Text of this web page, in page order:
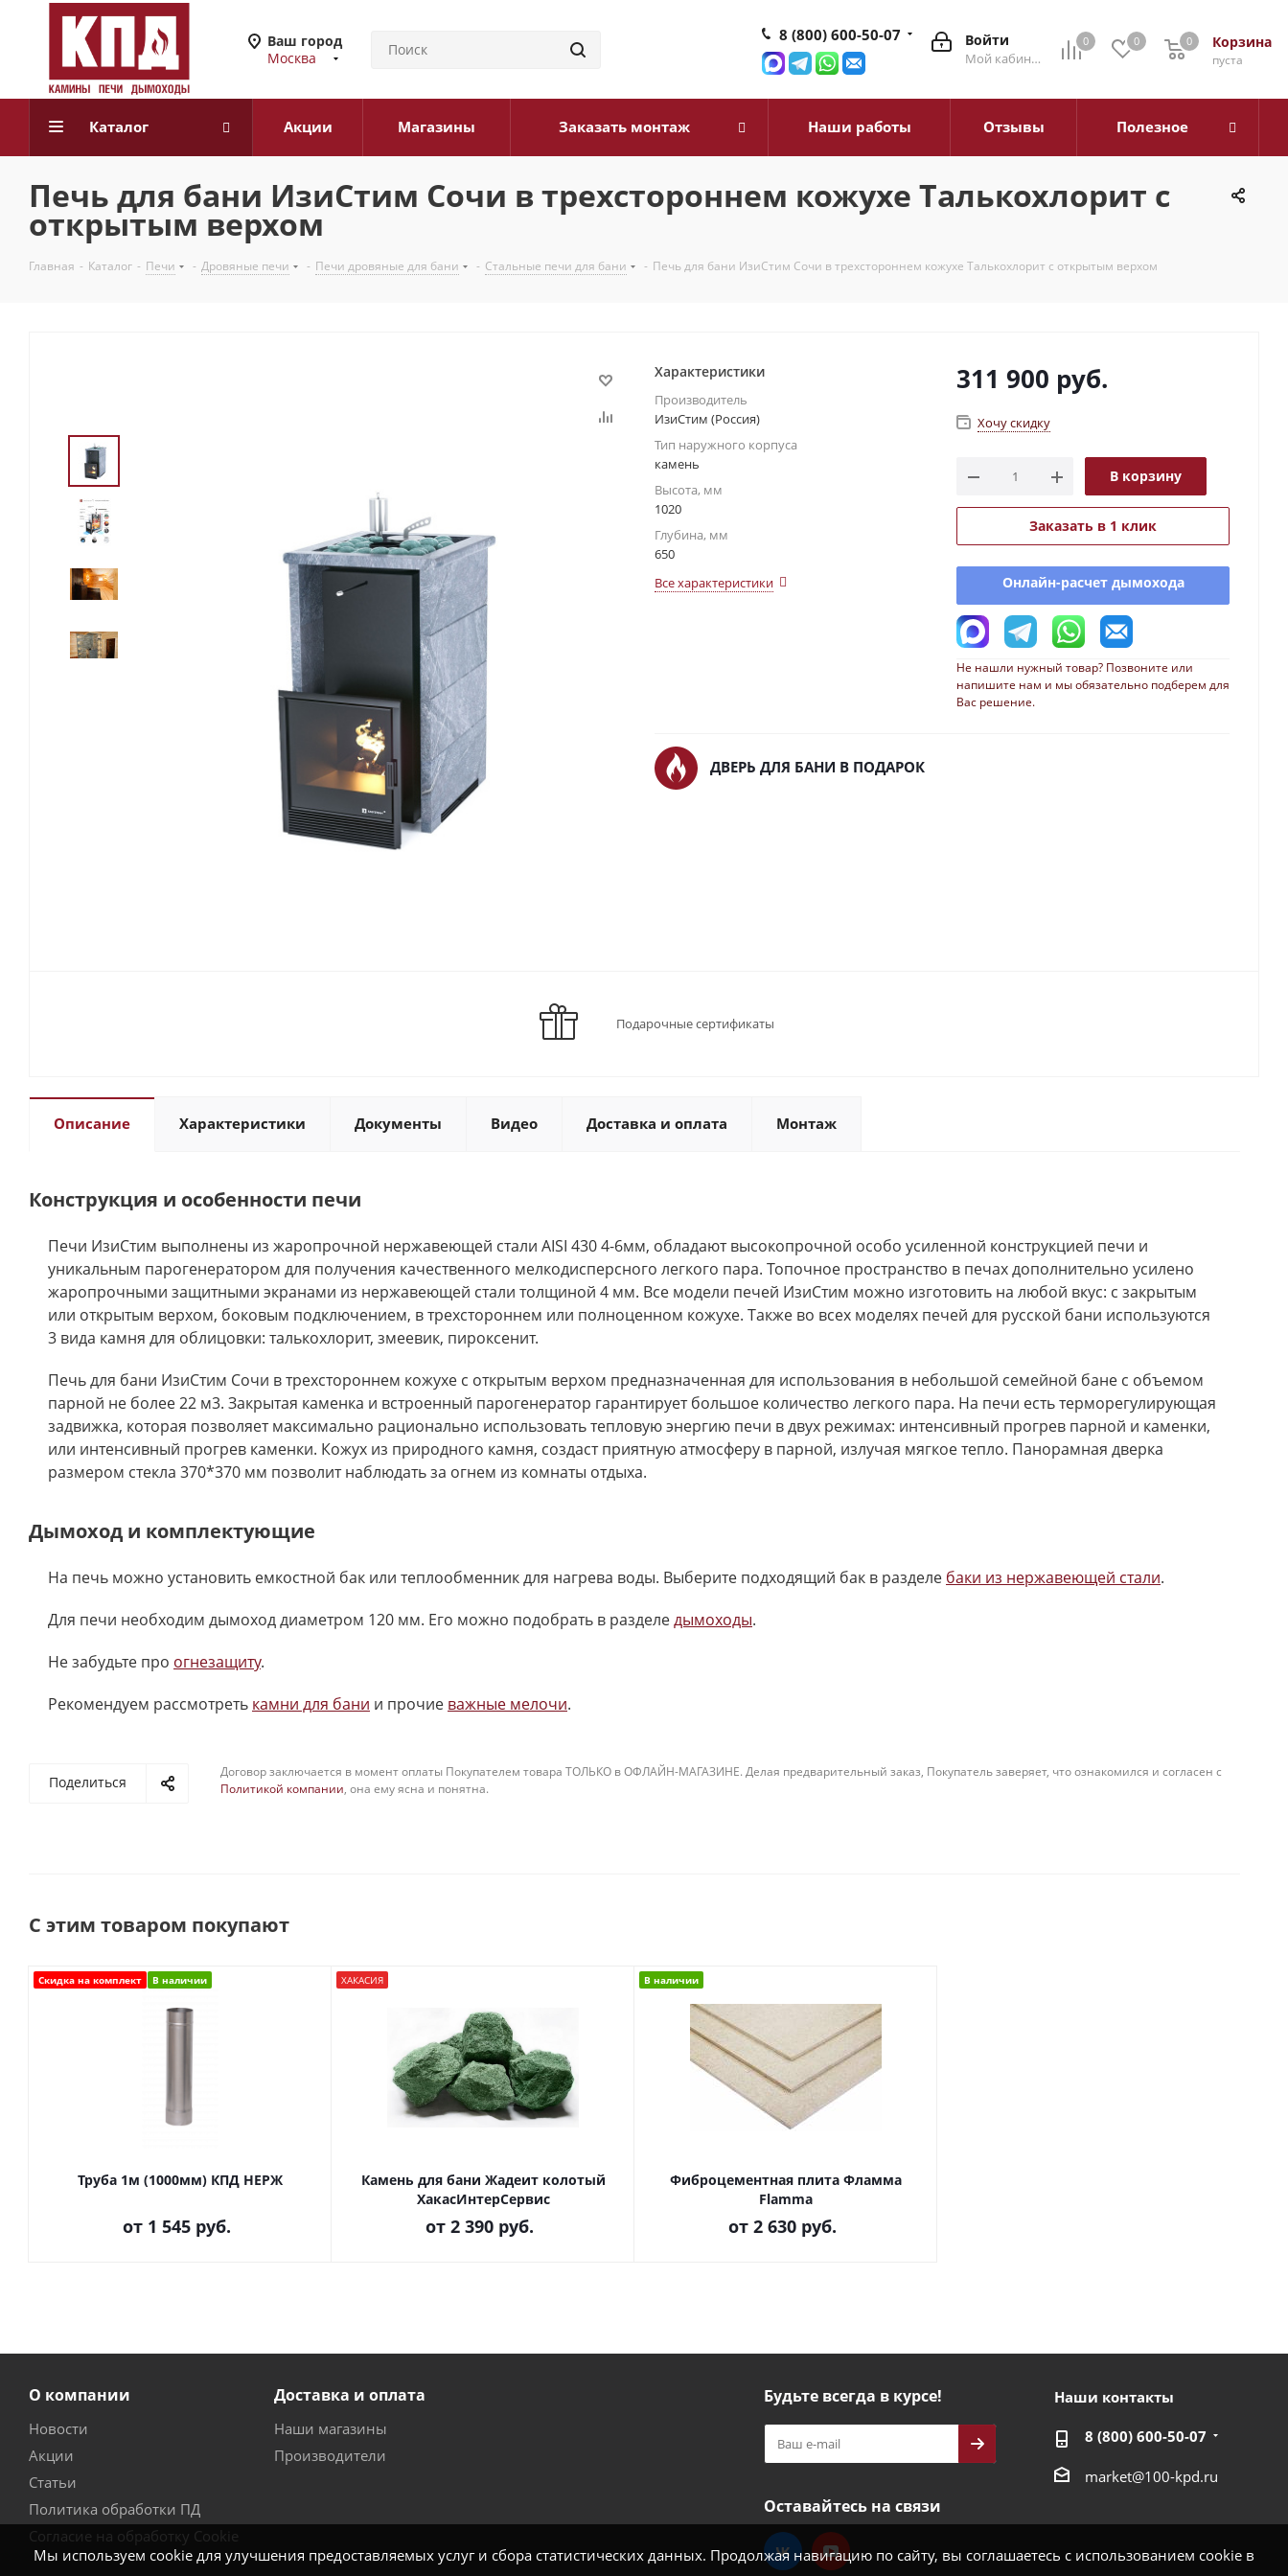
Мы используем cookie для улучшения предоставляемых услуг и сбора статистических данных. Продолжая навигацию по сайту, вы соглашаетесь с использованием cookie в
Ваш город
Москва
0 0 Корзина
0
пуста
0
Войти
Мой кабинет
8 (800) 600-50-07
Каталог Акции Магазины Заказать монтаж Наши работы Отзывы Полезное
Печь для бани ИзиСтим Сочи в трехстороннем кожухе Талькохлорит с
открытым верхом
Главная - Каталог - Печи - Дровяные печи - Печи дровяные для бани - Стальные печи для бани - Печь для бани ИзиСтим Сочи в трехстороннем кожухе Талькохлорит с открытым верхом
Характеристики
Производитель
ИзиСтим (Россия)
Тип наружного корпуса
камень
Высота, мм
1020
Глубина, мм
650
Все характеристики
311 900 руб.
Хочу скидку
В корзину
Заказать в 1 клик
Онлайн-расчет дымохода
Не нашли нужный товар? Позвоните или
напишите нам и мы обязательно подберем для
Вас решение.
ДВЕРЬ ДЛЯ БАНИ В ПОДАРОК
Подарочные сертификаты
Описание Характеристики Документы Видео Доставка и оплата Монтаж
Конструкция и особенности печи
Печи ИзиСтим выполнены из жаропрочной нержавеющей стали AISI 430 4-6мм, обладают высокопрочной особо усиленной конструкцией печи и
уникальным парогенератором для получения качественного мелкодисперсного легкого пара. Топочное пространство в печах дополнительно усилено
жаропрочными защитными экранами из нержавеющей стали толщиной 4 мм. Все модели печей ИзиСтим можно изготовить на любой вкус: с закрытым
или открытым верхом, боковым подключением, в трехстороннем или полноценном кожухе. Также во всех моделях печей для русской бани используются
3 вида камня для облицовки: талькохлорит, змеевик, пироксенит.
Печь для бани ИзиСтим Сочи в трехстороннем кожухе с открытым верхом предназначенная для использования в небольшой семейной бане с объемом
парной не более 22 м3. Закрытая каменка и встроенный парогенератор гарантирует большое количество легкого пара. На печи есть терморегулирующая
задвижка, которая позволяет максимально рационально использовать тепловую энергию печи в двух режимах: интенсивный прогрев парной и каменки,
или интенсивный прогрев каменки. Кожух из природного камня, создаст приятную атмосферу в парной, излучая мягкое тепло. Панорамная дверка
размером стекла 370*370 мм позволит наблюдать за огнем из комнаты отдыха.
Дымоход и комплектующие
На печь можно установить емкостной бак или теплообменник для нагрева воды. Выберите подходящий бак в разделе баки из нержавеющей стали.
Для печи необходим дымоход диаметром 120 мм. Его можно подобрать в разделедымоходы.
Не забудьте про огнезащиту.
Рекомендуем рассмотреть камни для бани и прочие важные мелочи.
Поделиться
Договор заключается в момент оплаты Покупателем товара ТОЛЬКО в ОФЛАЙН-МАГАЗИНЕ. Делая предварительный заказ, Покупатель заверяет, что ознакомился и согласен с
Политикой компании, она ему ясна и понятна.
С этим товаром покупают
Скидка на комплект В наличии
Труба 1м (1000мм) КПД НЕРЖ
от 1 545 руб.
ХАКАСИЯ
Камень для бани Жадеит колотый
ХакасИнтерСервис
от 2 390 руб.
В наличии
Фиброцементная плита Фламма
Flamma
от 2 630 руб.
О компании
Новости
Акции
Статьи
Политика обработки ПД
Согласие на обработку Cookie
Доставка и оплата
Наши магазины
Производители
Будьте всегда в курсе!
Оставайтесь на связи
Наши контакты
8 (800) 600-50-07
market@100-kpd.ru